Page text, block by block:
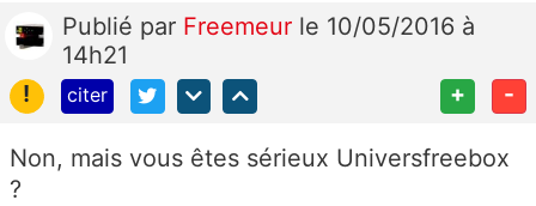
Publié par Freemeur le 10/05/2016 à
14h21
!
citer + -
Non, mais vous êtes sérieux Universfreebox
?